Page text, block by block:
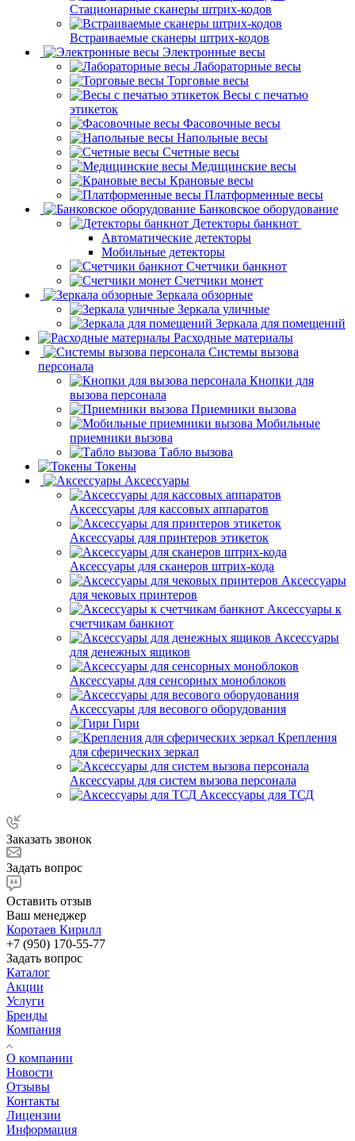
Стационарные сканеры штрих-кодов
Встраиваемые сканеры штрих-кодов
Электронные весы
Лабораторные весы
Торговые весы
Весы с печатью
этикеток
Фасовочные весы
Напольные весы
Счетные весы
Медицинские весы
Крановые весы
Платформенные весы
Банковское оборудование
Детекторы банкнот
Автоматические детекторы
Мобильные детекторы
Счетчики банкнот
Счетчики монет
Зеркала обзорные
Зеркала уличные
Зеркала для помещений
Расходные материалы
Системы вызова
персонала
Кнопки для
вызова персонала
Приемники вызова
Мобильные
приемники вызова
Табло вызова
Токены
Аксессуары
Аксессуары для кассовых аппаратов
Аксессуары для принтеров этикеток
Аксессуары для сканеров штрих-кода
Аксессуары
для чековых принтеров
Аксессуары к
счетчикам банкнот
Аксессуары
для денежных ящиков
Аксессуары для сенсорных моноблоков
Аксессуары для весового оборудования
Гири
Крепления
для сферических зеркал
Аксессуары для систем вызова персонала
Аксессуары для ТСД
Заказать звонок
Задать вопрос
Оставить отзыв
Ваш менеджер
Коротаев Кирилл
+7 (950) 170-55-77
Задать вопрос
Каталог
Акции
Услуги
Бренды
Компания
О компании
Новости
Отзывы
Контакты
Лицензии
Информация